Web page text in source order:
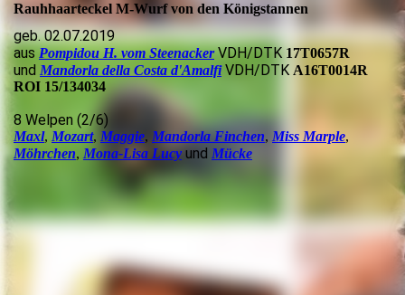
Rauhhaarteckel M-Wurf von den Königstannen
geb. 02.07.2019
aus Pompidou H. vom Steenacker VDH/DTK 17T0657R
und Mandorla della Costa d'Amalfi VDH/DTK A16T0014R
ROI 15/134034
8 Welpen (2/6)
Maxl, Mozart, Maggie, Mandorla Finchen, Miss Marple,
Möhrchen, Mona-Lisa Lucy und Mücke